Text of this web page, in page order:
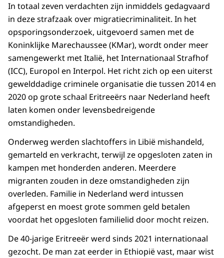
In totaal zeven verdachten zijn inmiddels gedagvaard
in deze strafzaak over migratiecriminaliteit. In het
opsporingsonderzoek, uitgevoerd samen met de
Koninklijke Marechaussee (KMar), wordt onder meer
samengewerkt met Italië, het Internationaal Strafhof
(ICC), Europol en Interpol. Het richt zich op een uiterst
gewelddadige criminele organisatie die tussen 2014 en
2020 op grote schaal Eritreeërs naar Nederland heeft
laten komen onder levensbedreigende
omstandigheden.
Onderweg werden slachtoffers in Libië mishandeld,
gemarteld en verkracht, terwijl ze opgesloten zaten in
kampen met honderden anderen. Meerdere
migranten zouden in deze omstandigheden zijn
overleden. Familie in Nederland werd intussen
afgeperst en moest grote sommen geld betalen
voordat het opgesloten familielid door mocht reizen.
De 40-jarige Eritreeër werd sinds 2021 internationaal
gezocht. De man zat eerder in Ethiopië vast, maar wist